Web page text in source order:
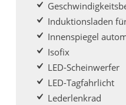
Induktionsladen
Innenspiegel
Isofix
LED-Scheinwerfer
LED-Tagfahrlicht
Lederlenkrad